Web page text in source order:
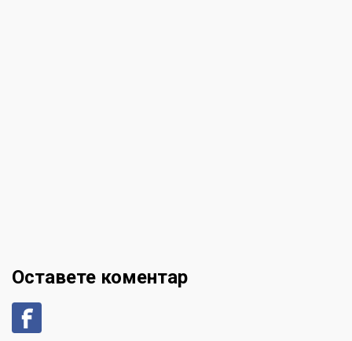
Оставете коментар